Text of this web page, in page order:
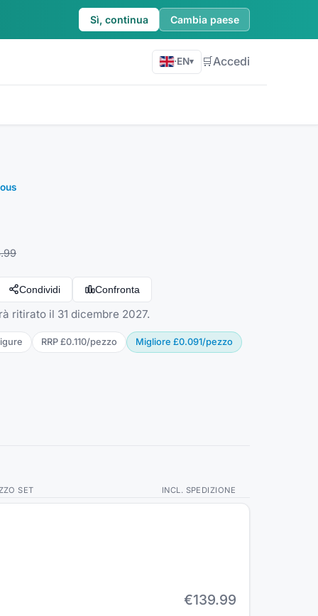
Sì, continua Cambia paese
·EN▾ 🛒Accedi
Condividi Confronta
ritirato il 31 dicembre 2027.
RRP £0.110/pezzo Migliore £0.091/pezzo
SET INCL. SPEDIZIONE
€139.99